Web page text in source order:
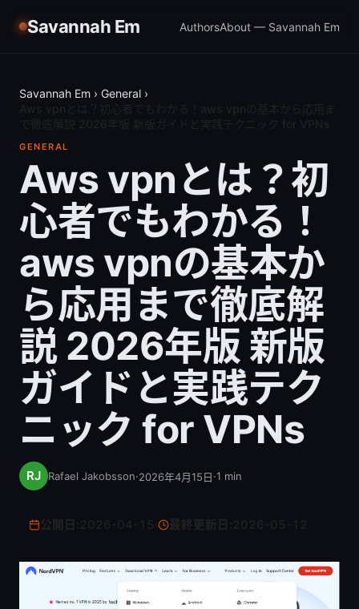
Savannah Em AuthorsAbout — Savannah Em
Savannah Em › General ›
GENERAL
Aws vpnとは？初
心者でもわかる！
aws vpnの基本か
ら応用まで徹底解
説 2026年版 新版
ガイドと実践テク
ニック for VPNs
Rafael Jakobsson·2026年4月15日·1 min
最終更新日: